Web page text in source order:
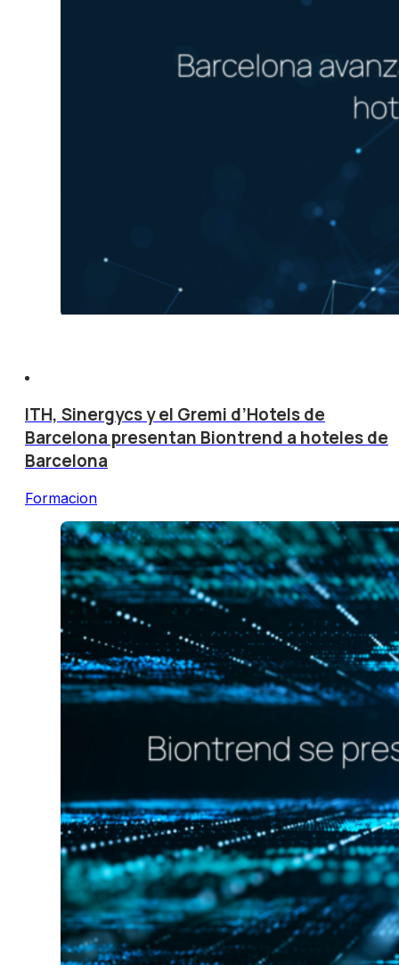
ITH, Sinergycs y el Gremi d’Hotels de
Barcelona presentan Biontrend a hoteles de
Barcelona
Formacion